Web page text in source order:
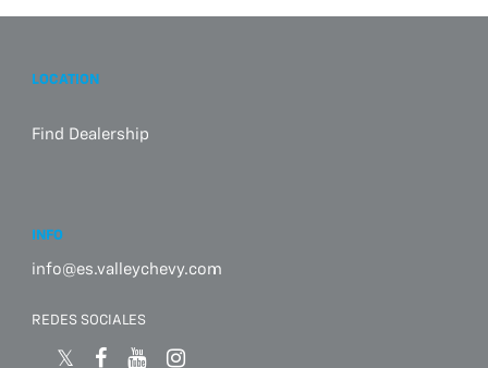
LOCATION
Find Dealership
INFO
info@es.valleychevy.com
REDES SOCIALES